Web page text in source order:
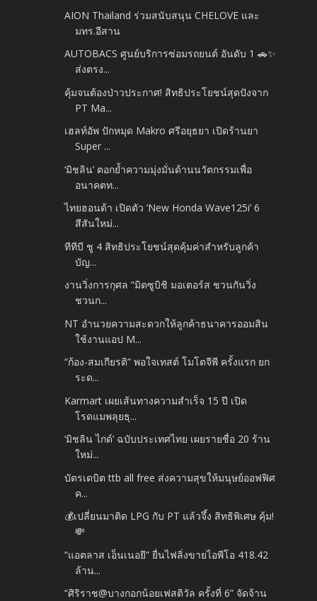
AION Thailand ร่วมสนับสนุน CHELOVE และ
มทร.อีสาน
AUTOBACS ศูนย์บริการซ่อมรถยนต์ อันดับ 1 🚗✨
ส่งตรง...
คุ้มจนต้องป่าวประกาศ! สิทธิประโยชน์สุดปังจาก
PT Ma...
เฮลท์อัพ ปักหมุด Makro ศรีอยุธยา เปิดร้านยา
Super ...
‘มิชลิน’ ตอกย้ำความมุ่งมั่นด้านนวัตกรรมเพื่อ
อนาคตท...
ไทยฮอนด้า เปิดตัว ‘New Honda Wave125i’ 6
สีสันใหม่...
ทีทีบี ชู 4 สิทธิประโยชน์สุดคุ้มค่าสำหรับลูกค้า
บัญ...
งานวิ่งการกุศล “มิตซูบิชิ มอเตอร์ส ชวนกันวิ่ง
ชวนก...
NT อำนวยความสะดวกให้ลูกค้าธนาคารออมสิน
ใช้งานแอป M...
“ก้อง-สมเกียรติ” พอใจเทสต์ โมโตจีพี ครั้งแรก ยก
ระด...
Karmart เผยเส้นทางความสำเร็จ 15 ปี เปิด
โรดแมพลุยธุ...
‘มิชลิน ไกด์’ ฉบับประเทศไทย เผยรายชื่อ 20 ร้าน
ใหม่...
บัตรเดบิต ttb all free ส่งความสุขให้มนุษย์ออฟฟิศ
ค...
💰เปลี่ยนมาติด LPG กับ PT แล้วจึ้ง สิทธิพิเศษ คุ้ม!
💸
“แอตลาส เอ็นเนอยี” ยื่นไฟลิ่งขายไอพีโอ 418.42
ล้าน...
“ศิริราช@บางกอกน้อยเฟสติวัล ครั้งที่ 6” จัดจ้าน